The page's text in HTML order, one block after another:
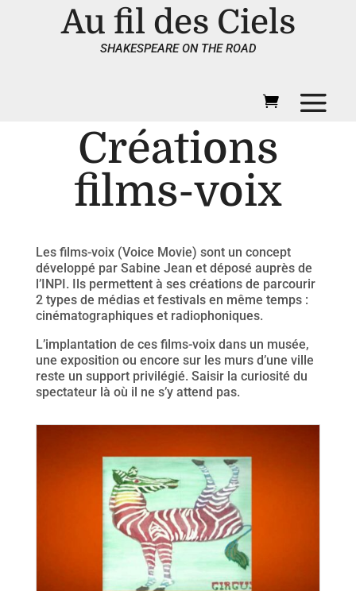
Au fil des Ciels
SHAKESPEARE ON THE ROAD
Créations
films-voix
Les films-voix (Voice Movie) sont un concept
développé par Sabine Jean et déposé auprès de
l’INPI. Ils permettent à ses créations de parcourir
2 types de médias et festivals en même temps :
cinématographiques et radiophoniques.
L’implantation de ces films-voix dans un musée,
une exposition ou encore sur les murs d’une ville
reste un support privilégié. Saisir la curiosité du
spectateur là où il ne s’y attend pas.